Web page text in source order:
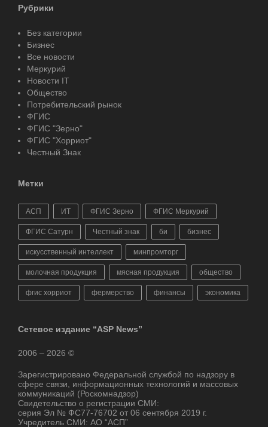
Рубрики
Без категории
Бизнес
Все новости
Меркурий
Новости IT
Общество
Потребительский рынок
ФГИС
ФГИС "Зерно"
ФГИС "Хорриот"
Честный Знак
Метки
АСП ИТ ФГИС Зерно ФГИС Меркурий
ФГИС Сатурн Честный знак би бизнес
искусственный интеллект минпромторг
молочная продукция мясная продукция общество
фгис хорриот фермерство финансы экономика
Сетевое издание “ASP News”
2006 – 2026 ©
Зарегистрировано Федеральной службой по надзору в
сфере связи, информационных технологий и массовых
коммуникаций (Роскомнадзор)
Свидетельство о регистрации СМИ:
серия Эл № ФС77-76702 от 06 сентября 2019 г.
Учредитель СМИ: АО “АСП”